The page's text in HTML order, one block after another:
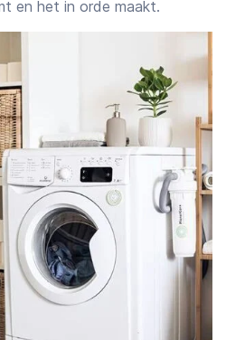
en het in orde maakt.
23:00